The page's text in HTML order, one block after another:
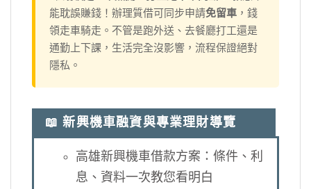
能耽誤賺錢！辦理質借可同步申請免留車 ，錢
領走車騎走。不管是跑外送、去餐廳打工還是
通勤上下課，生活完全沒影響，流程保證絕對
隱私。
📖 新興機車融資與專業理財導覽
高雄新興機車借款方案：條件、利
息、資料一次教您看明白